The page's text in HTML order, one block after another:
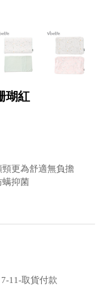
瑚紅
更為舒適無負擔
螨抑菌
11-取貨付款